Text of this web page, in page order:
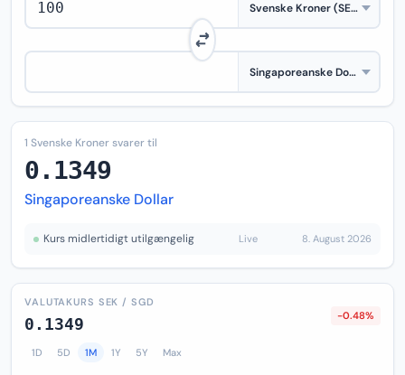
1 Svenske Kroner svarer til
0.1349
Singaporeanske Dollar
Kurs midlertidigt utilgængelig Live 8. August 2026
VALUTAKURS SEK / SGD
0.1349 -0.48%
1D 5D 1M 1Y 5Y Max